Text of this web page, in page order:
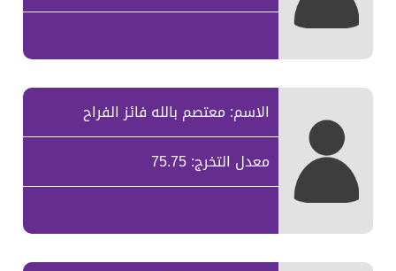
الاسم: معتصم بالله فائز الفراح
معدل التخرج: 75.75